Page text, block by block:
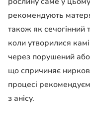
рекомендують
також як сечогінний
коли утворилися
через порушений
що спричиняє
процесі
з анісу.